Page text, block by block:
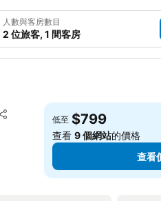
人數與客房數目
2 位旅客, 1 間客房
分享
放到收藏夾
低至 $799
查看9 個網站的價格
查看